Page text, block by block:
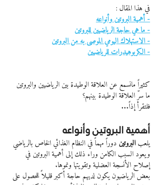
في هذا المقال :
- أهمية البروتين وأنواعه
- ما هي حاجة الرياضيين للبروتين
- الاستهلاك اليومي الموصى به من البروتين
- الكربوهيدرات للرياضيين
كثيراً مانسمع عن العلاقة الوطيدة بين الرياضيين والبروتين
ما سرّ العلاقة الوطيدة بينهم؟
فلتقرأ إذاً...
أهمية البروتين وأنواعه
يلعب البروتين دوراً مهماً في النظام الغذائي الخاص بالرياضي
ويعود السبب الكامن وراء ذلك إلى أهمية البروتين في
إصلاح الأنسجة العضلية وتقويتها ونموها.
بعض الرياضيون يكون لديهم حاجة أكبر قليلاً للحصول على